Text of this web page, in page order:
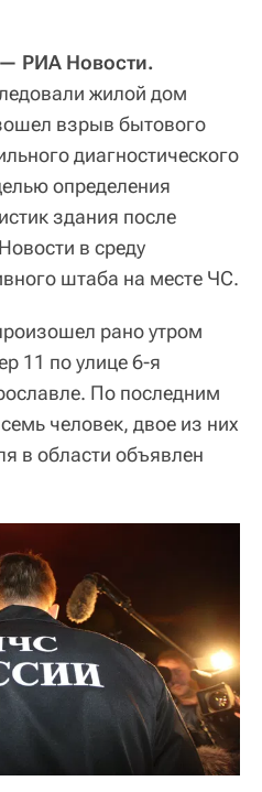
РИА Новости.
жилой дом
взрыв бытового
диагностического
определения
здания после
в среду
штаба на месте ЧС.
рано утром
11 по улице 6-я
По последним
человек, двое из них
в области объявлен